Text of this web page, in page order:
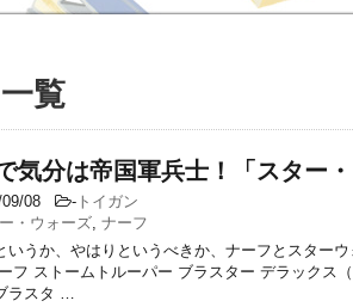
覧
気分は帝国軍兵士！「スター・
08 - トイガン
・ウォーズ, ナーフ
いうか、やはりというべきか、ナーフとスター
フ ストームトルーパー ブラスター デラックス
ラスタ …